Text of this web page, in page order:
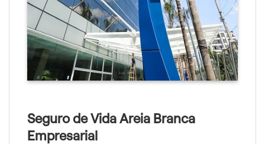
Seguro de Vida Areia Branca
Empresarial